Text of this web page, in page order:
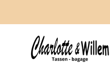
direct